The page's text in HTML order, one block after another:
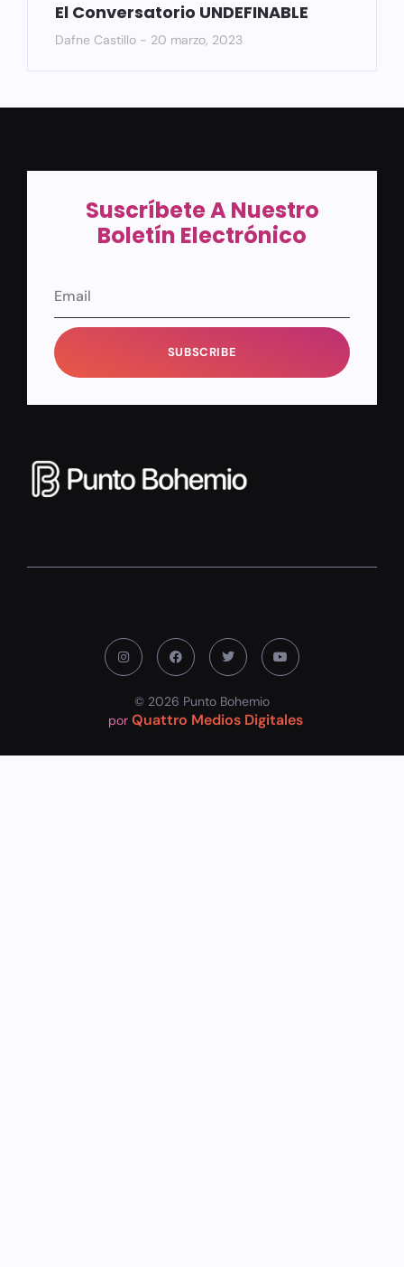
El Conversatorio UNDEFINABLE
Dafne Castillo 20 marzo, 2023
Suscríbete A Nuestro
Boletín Electrónico
SUBSCRIBE
© 2026 Punto Bohemio
por Quattro Medios Digitales